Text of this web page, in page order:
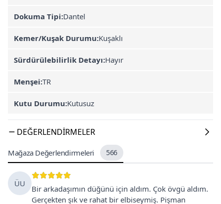
Dokuma Tipi:Dantel
Kemer/Kuşak Durumu:Kuşaklı
Sürdürülebilirlik Detayı:Hayır
Menşei:TR
Kutu Durumu:Kutusuz
DEĞERLENDIRMELER
Mağaza Değerlendirmeleri 566
ÜU
Bir arkadaşımın düğünü için aldım. Çok övgü aldım.
Gerçekten şık ve rahat bir elbiseymiş. Pişman